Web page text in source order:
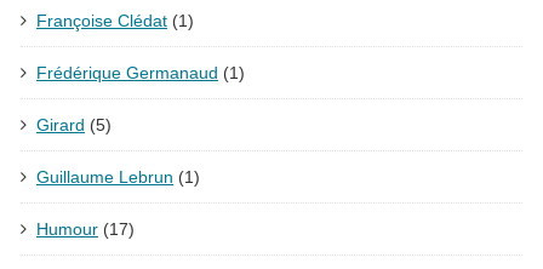
Françoise Clédat (1)
Frédérique Germanaud (1)
Girard (5)
Guillaume Lebrun (1)
Humour (17)